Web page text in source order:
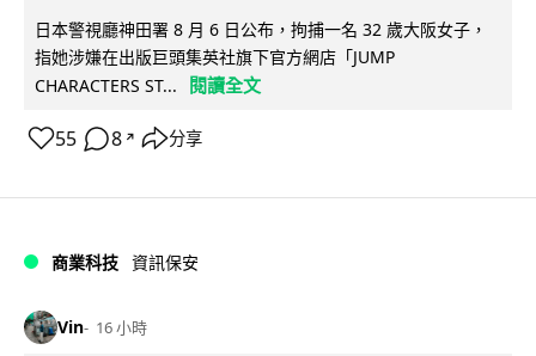
日本警視廳神田署 8 月 6 日公布，拘捕一名 32 歲大阪女子，
指她涉嫌在出版巨頭集英社旗下官方網店「JUMP
CHARACTERS ST...
閱讀全文
55 8 ↗ 分享
商業科技 資訊保安
Vin 16 小時